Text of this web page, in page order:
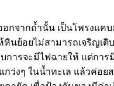
กจากถ้ำนั้น เป็นโพรงแ
นย้อยไม่สามารถเจริญเติ
ารจะมีไฟฉายให้ แต่กา
ๆ ในน้ำทะเล แล้วค่อย